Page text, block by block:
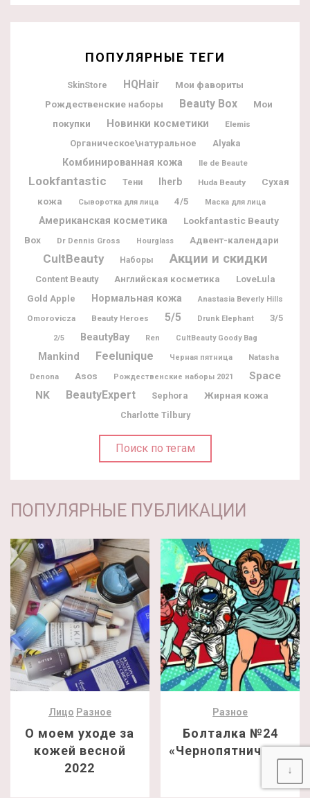
ПОПУЛЯРНЫЕ ТЕГИ
SkinStore HQHair
Мои фавориты
Рождественские наборы
Beauty Box
Мои
покупки
Новинки косметики Elemis
Органическое\натуральное Alyaka
Комбинированная кожа Ile de Beaute
Lookfantastic Тени Iherb Huda Beauty
Сухая
кожа
Сыворотка для лица 4/5 Маска для лица
Американская косметика
Lookfantastic Beauty
Box
Dr Dennis Gross Hourglass Адвент-календари
CultBeauty Наборы Акции и скидки
Content Beauty Английская косметика
LoveLula
Gold Apple
Нормальная кожа Anastasia Beverly Hills
Omorovicza Beauty Heroes 5/5 Drunk Elephant 3/5
2/5 BeautyBay Ren CultBeauty Goody Bag
Mankind Feelunique Черная пятница
Natasha
Denona
Asos Рождественские наборы 2021
Space
NK
BeautyExpert Sephora Жирная кожа
Charlotte Tilbury
Поиск по тегам
ПОПУЛЯРНЫЕ ПУБЛИКАЦИИ
Лицо Разное
О моем уходе за
кожей весной
2022
Разное
Болталка №24
«Чернопятничная»
↓